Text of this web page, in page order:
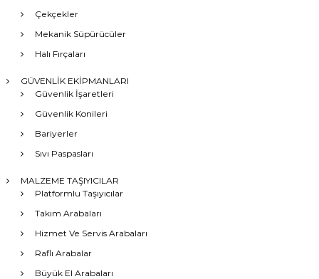
Çekçekler
Mekanik Süpürücüler
Halı Fırçaları
GÜVENLİK EKİPMANLARI
Güvenlik İşaretleri
Güvenlik Konileri
Bariyerler
Sıvı Paspasları
MALZEME TAŞIYICILAR
Platformlu Taşıyıcılar
Takım Arabaları
Hizmet Ve Servis Arabaları
Raflı Arabalar
Büyük El Arabaları